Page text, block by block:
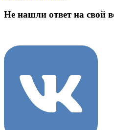
Не нашли ответ на свой